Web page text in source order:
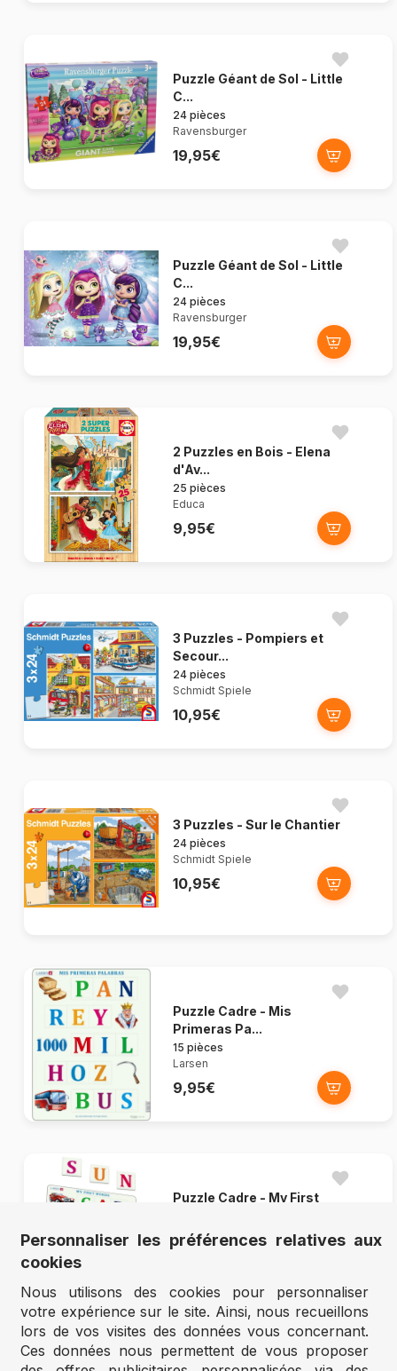
Puzzle Géant de Sol - Little
C...
24 pièces
Ravensburger
19,95€
Puzzle Géant de Sol - Little
C...
24 pièces
Ravensburger
19,95€
2 Puzzles en Bois - Elena
d'Av...
25 pièces
Educa
9,95€
3 Puzzles - Pompiers et
Secour...
24 pièces
Schmidt Spiele
10,95€
3 Puzzles - Sur le Chantier
24 pièces
Schmidt Spiele
10,95€
Puzzle Cadre - Mis
Primeras Pa...
15 pièces
Larsen
9,95€
Puzzle Cadre - My First
15 pièces
Larsen
Personnaliser les préférences relatives aux
cookies
Nous utilisons des cookies pour personnaliser
votre expérience sur le site. Ainsi, nous recueillons
lors de vos visites des données vous concernant.
Ces données nous permettent de vous proposer